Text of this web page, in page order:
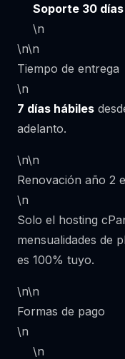
Soporte 30 días
\n
\n\n
Tiempo de entrega
\n
7 días hábiles
adelanto.
\n\n
Renovación año 2
\n
Solo el hosting
mensualidades de
es 100% tuyo.
\n\n
Formas de pago
\n
\n